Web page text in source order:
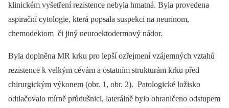
klinickém vyšetření rezistence nebyla hmatná. Byla provedena
aspirační cytologie, která popsala suspekci na neurinom,
chemodektom či jiný neuroektodermový nádor.
Byla doplněna MR krku pro lepší ozřejmení vzájemných vztahů
rezistence k velkým cévám a ostatním strukturám krku před
chirurgickým výkonem (obr. 1, obr. 2). Patologické ložisko
odtlačovalo mírně průdušnici, laterálně bylo ohraničeno odstupem